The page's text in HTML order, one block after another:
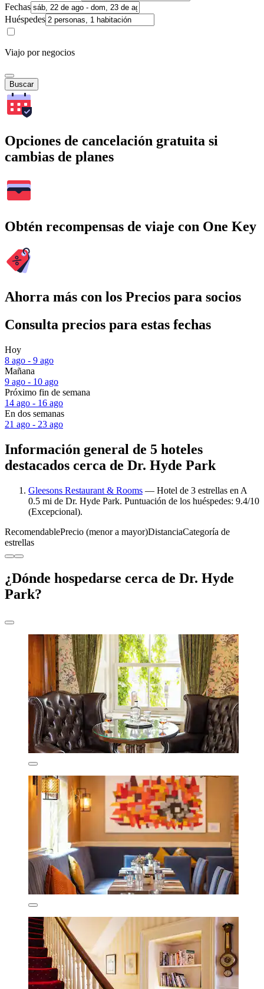
Fechas
Huéspedes
Viajo por negocios
Buscar
Opciones de cancelación gratuita si
cambias de planes
Obtén recompensas de viaje con One Key
Ahorra más con los Precios para socios
Consulta precios para estas fechas
Hoy
8 ago - 9 ago
Mañana
9 ago - 10 ago
Próximo fin de semana
14 ago - 16 ago
En dos semanas
21 ago - 23 ago
Información general de 5 hoteles
destacados cerca de Dr. Hyde Park
Gleesons Restaurant & Rooms — Hotel de 3 estrellas en A
0.5 mi de Dr. Hyde Park. Puntuación de los huéspedes: 9.4/10
(Excepcional).
RecomendablePrecio (menor a mayor)DistanciaCategoría de
estrellas
¿Dónde hospedarse cerca de Dr. Hyde
Park?